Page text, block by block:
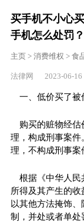
买手机不小心
手机怎么处罚
主页> 消费维权 > 食
法律网 2023-06-16
一、低价买了被
购买的赃物经估
理，构成刑事案件
理，不构成刑事案
根据《中华人民
所得及其产生的
以其他方法掩饰
制，并处或者单处